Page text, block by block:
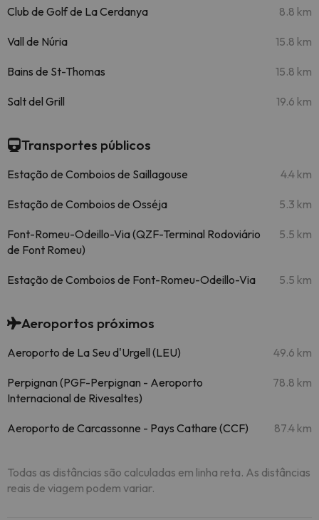
Club de Golf de La Cerdanya 8.8 km
Vall de Núria 15.8 km
Bains de St-Thomas 15.8 km
Salt del Grill 19.6 km
Transportes públicos
Estação de Comboios de Saillagouse 4.4 km
Estação de Comboios de Osséja 5.3 km
Font-Romeu-Odeillo-Via (QZF-Terminal Rodoviário
de Font Romeu)
5.5 km
Estação de Comboios de Font-Romeu-Odeillo-Via 5.5 km
Aeroportos próximos
Aeroporto de La Seu d'Urgell (LEU) 49.6 km
Perpignan (PGF-Perpignan - Aeroporto
Internacional de Rivesaltes)
78.8 km
Aeroporto de Carcassonne - Pays Cathare (CCF) 87.4 km
Todas as distâncias são calculadas em linha reta. As distâncias
reais de viagem podem variar.